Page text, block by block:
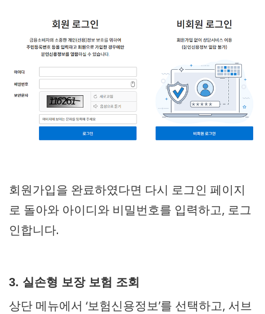
회원가입을 완료하였다면 다시 로그인 페이지
로 돌아와 아이디와 비밀번호를 입력하고, 로그
인합니다.
3. 실손형 보장 보험 조회
상단 메뉴에서 ‘보험신용정보’를 선택하고, 서브